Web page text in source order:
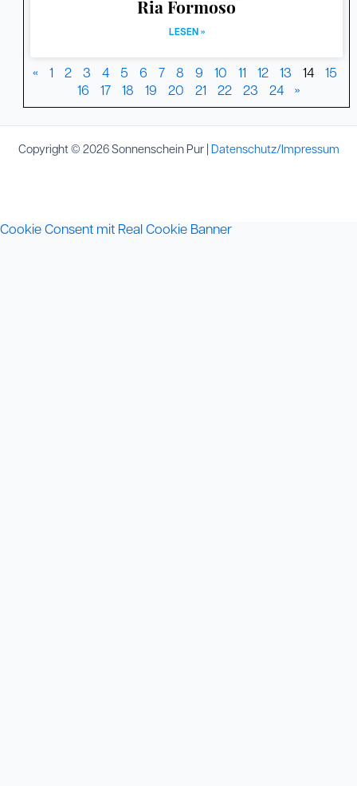
Ria Formoso
LESEN »
« 1 2 3 4 5 6 7 8 9 10 11 12 13 14
15
16
17 18 19 20 21 22 23 24 »
Copyright © 2026 Sonnenschein Pur | Datenschutz/Impressum
Cookie Consent mit Real Cookie Banner